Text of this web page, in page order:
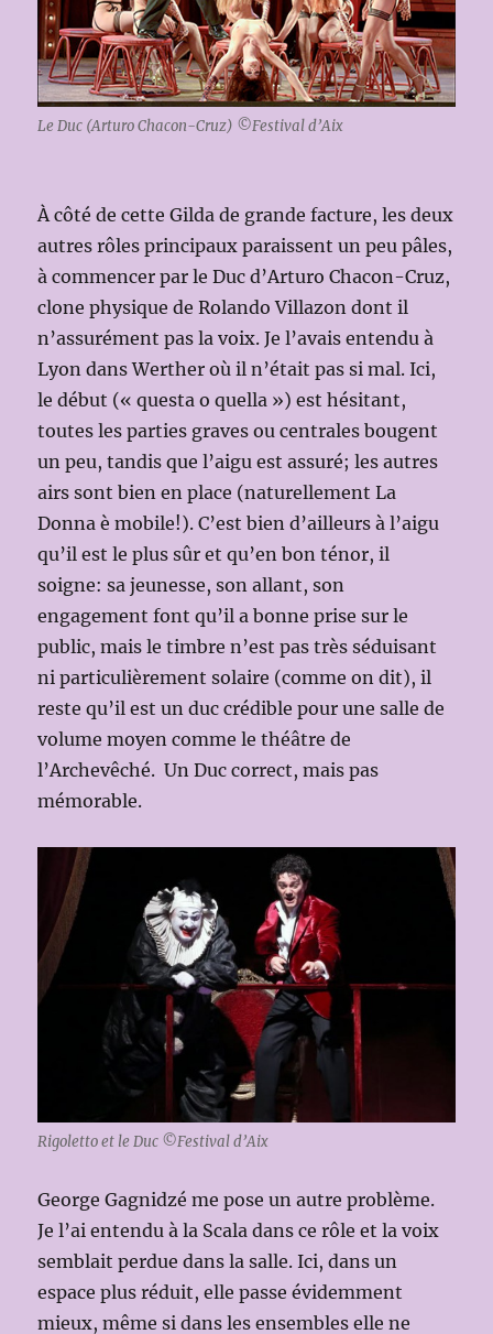
Le Duc (Arturo Chacon-Cruz) ©Festival d’Aix
À côté de cette Gilda de grande facture, les deux
autres rôles principaux paraissent un peu pâles,
à commencer par le Duc d’Arturo Chacon-Cruz,
clone physique de Rolando Villazon dont il
n’assurément pas la voix. Je l’avais entendu à
Lyon dans Werther où il n’était pas si mal. Ici,
le début (« questa o quella ») est hésitant,
toutes les parties graves ou centrales bougent
un peu, tandis que l’aigu est assuré; les autres
airs sont bien en place (naturellement La
Donna è mobile!). C’est bien d’ailleurs à l’aigu
qu’il est le plus sûr et qu’en bon ténor, il
soigne: sa jeunesse, son allant, son
engagement font qu’il a bonne prise sur le
public, mais le timbre n’est pas très séduisant
ni particulièrement solaire (comme on dit), il
reste qu’il est un duc crédible pour une salle de
volume moyen comme le théâtre de
l’Archevêché. Un Duc correct, mais pas
mémorable.
Rigoletto et le Duc ©Festival d’Aix
George Gagnidzé me pose un autre problème.
Je l’ai entendu à la Scala dans ce rôle et la voix
semblait perdue dans la salle. Ici, dans un
espace plus réduit, elle passe évidemment
mieux, même si dans les ensembles elle ne